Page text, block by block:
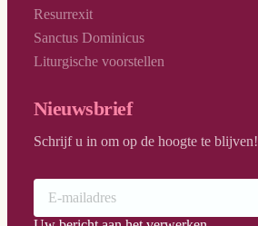
Resurrexit
Sanctus Dominicus
Liturgische voorstellen
Nieuwsbrief
Schrijf u in om op de hoogte te blijven!